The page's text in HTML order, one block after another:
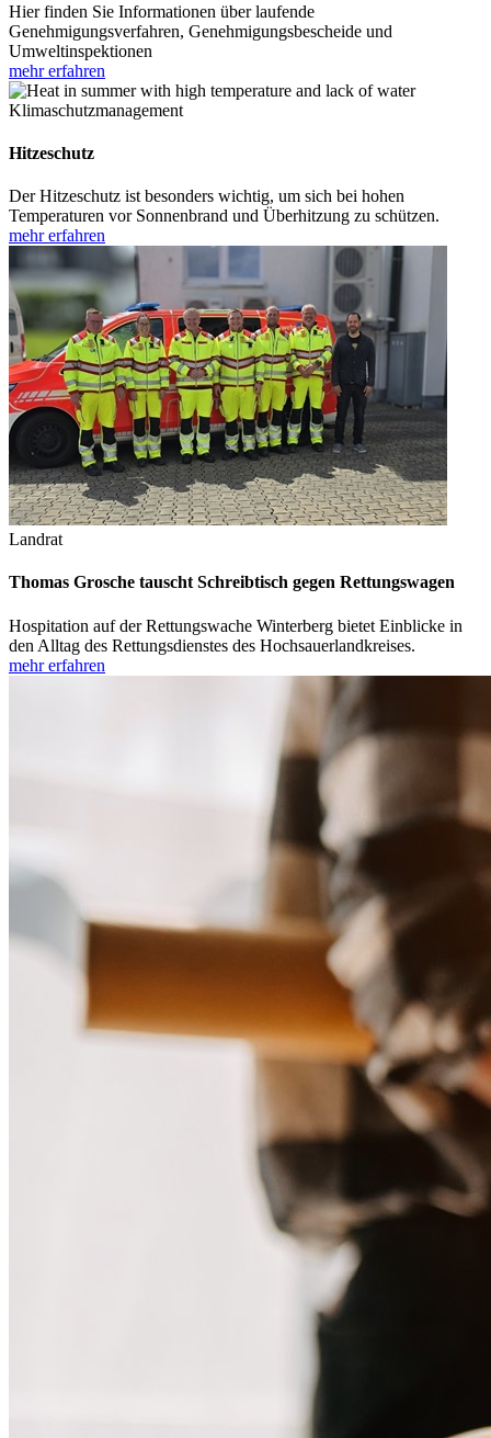
Hier finden Sie Informationen über laufende
Genehmigungsverfahren, Genehmigungsbescheide und
Umweltinspektionen
mehr erfahren
Klimaschutzmanagement
Hitzeschutz
Der Hitzeschutz ist besonders wichtig, um sich bei hohen
Temperaturen vor Sonnenbrand und Überhitzung zu schützen.
mehr erfahren
Landrat
Thomas Grosche tauscht Schreibtisch gegen Rettungswagen
Hospitation auf der Rettungswache Winterberg bietet Einblicke in
den Alltag des Rettungsdienstes des Hochsauerlandkreises.
mehr erfahren